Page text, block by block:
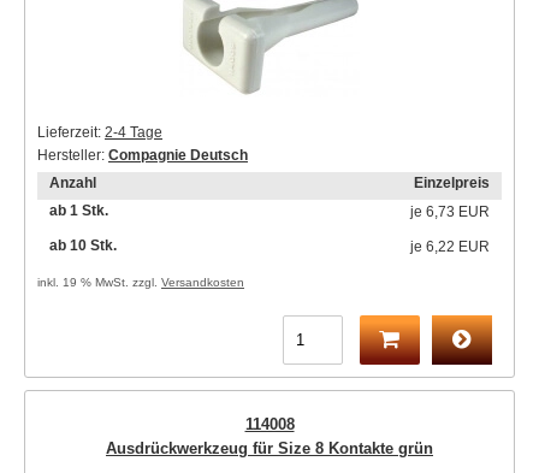
Lieferzeit: 2-4 Tage
Hersteller: Compagnie Deutsch
Anzahl
Einzelpreis
ab 1 Stk.
je 6,73 EUR
ab 10 Stk.
je 6,22 EUR
inkl. 19 % MwSt. zzgl. Versandkosten
114008
Ausdrückwerkzeug für Size 8 Kontakte grün